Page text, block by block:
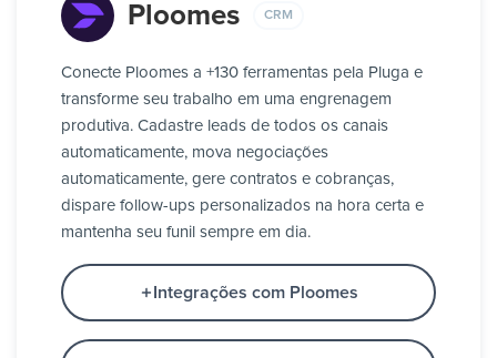
Ploomes CRM
Conecte Ploomes a +130 ferramentas pela Pluga e
transforme seu trabalho em uma engrenagem
produtiva. Cadastre leads de todos os canais
automaticamente, mova negociações
automaticamente, gere contratos e cobranças,
dispare follow-ups personalizados na hora certa e
mantenha seu funil sempre em dia.
Integrações com Ploomes